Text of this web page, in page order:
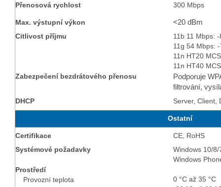
Přenosová rychlost 300 Mbps
Max. výstupní výkon <20 dBm
Citlivost příjmu
11b 11 Mbps:
11g 54 Mbps:
11n HT20
11n HT40
Zabezpečení bezdrátového přenosu
Podporuje
filtrování,
DHCP Server, Client,
Ostatní
Certifikace CE, RoHS
Systémové požadavky
Windows 10/8/
Windows
Prostředí
Provozní teplota
0 °C až 35 °C